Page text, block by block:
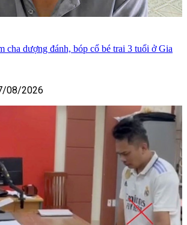
cha dượng đánh, bóp cổ bé trai 3 tuổi ở Gia
08/2026